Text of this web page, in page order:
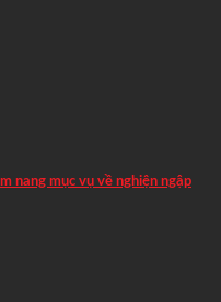
nang mục vụ về nghiện ngập